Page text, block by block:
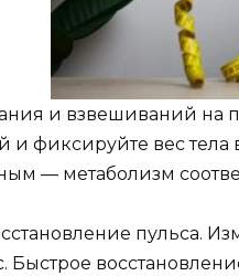
и взвешиваний
и фиксируйте вес
— метаболизм
пульса.
Быстрое